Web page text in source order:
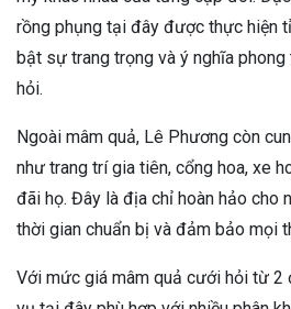
rồng phụng tại đây được thực hiện
bật sự trang trọng và ý nghĩa
hỏi.
Ngoài mâm quả, Lê Phương còn
như trang trí gia tiên, cổng hoa, xe
đãi họ. Đây là địa chỉ hoàn hảo cho
thời gian chuẩn bị và đảm bảo mọi
Với mức giá mâm quả cưới hỏi từ 2